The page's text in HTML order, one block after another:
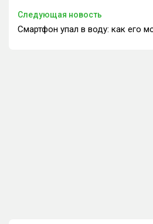
Следующая новость
Смартфон упал в воду: как его